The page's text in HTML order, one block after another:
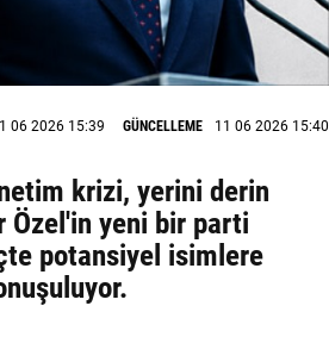
06 2026 15:39 GÜNCELLEME 11 06 2026 15:40
krizi, yerini derin
Özel'in yeni bir parti
potansiyel isimlere